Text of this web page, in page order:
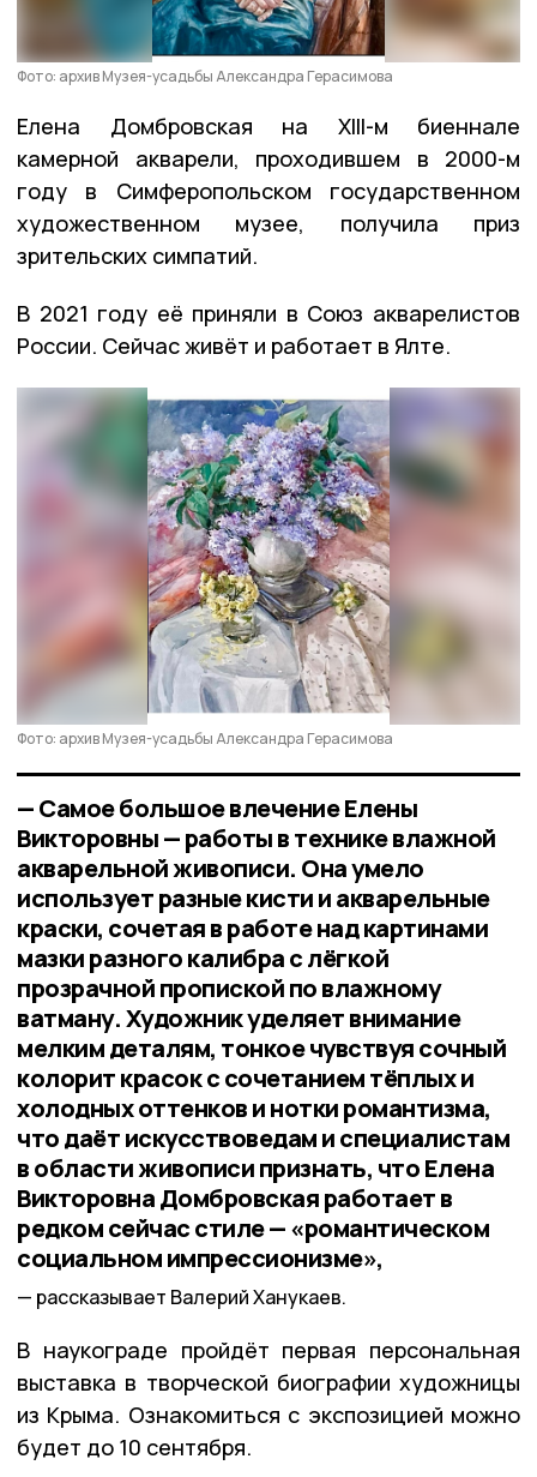
Фото: архив Музея-усадьбы Александра Герасимова
Елена Домбровская на XIII-м биеннале
камерной акварели, проходившем в 2000-м
году в Симферопольском государственном
художественном музее, получила приз
зрительских симпатий.
В 2021 году её приняли в Союз акварелистов
России. Сейчас живёт и работает в Ялте.
Фото: архив Музея-усадьбы Александра Герасимова
— Самое большое влечение Елены
Викторовны — работы в технике влажной
акварельной живописи. Она умело
использует разные кисти и акварельные
краски, сочетая в работе над картинами
мазки разного калибра с лёгкой
прозрачной пропиской по влажному
ватману. Художник уделяет внимание
мелким деталям, тонкое чувствуя сочный
колорит красок с сочетанием тёплых и
холодных оттенков и нотки романтизма,
что даёт искусствоведам и специалистам
в области живописи признать, что Елена
Викторовна Домбровская работает в
редком сейчас стиле — «романтическом
социальном импрессионизме»,
рассказывает Валерий Ханукаев.
В наукограде пройдёт первая персональная
выставка в творческой биографии художницы
из Крыма. Ознакомиться с экспозицией можно
будет до 10 сентября.